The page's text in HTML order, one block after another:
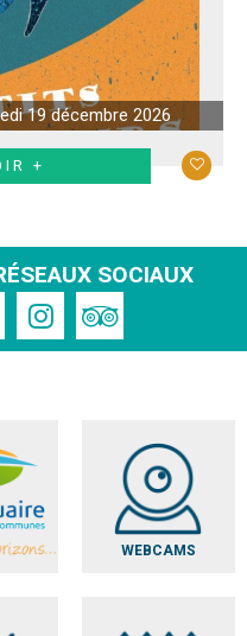
19 décembre 2026
+
SOCIAUX
WEBCAMS